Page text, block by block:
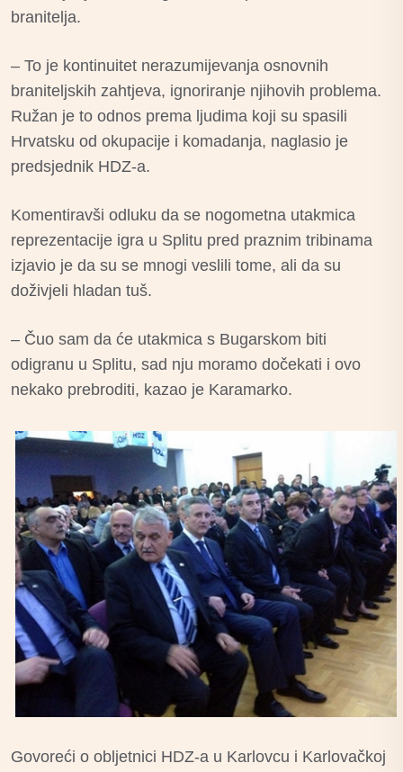
branitelja.
– To je kontinuitet nerazumijevanja osnovnih
braniteljskih zahtjeva, ignoriranje njihovih problema.
Ružan je to odnos prema ljudima koji su spasili
Hrvatsku od okupacije i komadanja, naglasio je
predsjednik HDZ-a.
Komentiravši odluku da se nogometna utakmica
reprezentacije igra u Splitu pred praznim tribinama
izjavio je da su se mnogi veslili tome, ali da su
doživjeli hladan tuš.
– Čuo sam da će utakmica s Bugarskom biti
odigranu u Splitu, sad nju moramo dočekati i ovo
nekako prebroditi, kazao je Karamarko.
Govoreći o obljetnici HDZ-a u Karlovcu i Karlovačkoj